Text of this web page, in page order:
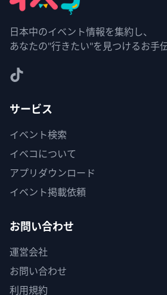
日本中のイベント情報を集約し、
あなたの"行きたい"を見つけるお手
サービス
イベント検索
イベコについて
アプリダウンロード
イベント掲載依頼
お問い合わせ
運営会社
お問い合わせ
利用規約